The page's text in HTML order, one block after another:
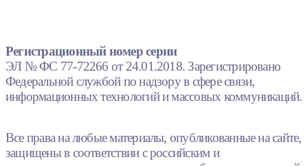
Регистрационный номер серии
ЭЛ № ФС 77-72266 от 24.01.2018. Зарегистрировано
Федеральной службой по надзору в сфере связи,
информационных технологий и массовых коммуникаций.
Все права на любые материалы, опубликованные на сайте,
защищены в соответствии с российским и